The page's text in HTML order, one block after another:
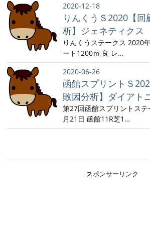
2020-12-18
りんくうＳ2020【
析】ジェネティクス
りんくうステークス 2020
ート1200ｍ 良 レ…
2020-06-26
函館スプリントＳ
敗因分析】ダイアト
第27回函館スプリントス
月21日 函館11R芝1…
スポンサーリンク